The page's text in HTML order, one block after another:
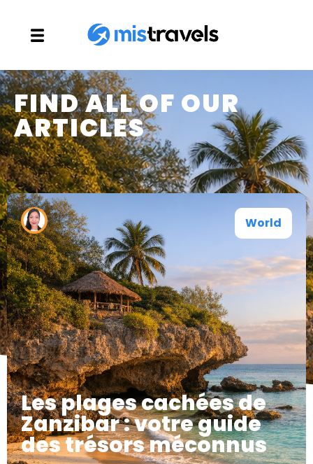
FIND ALL OF OUR
ARTICLES
World
Les plages cachées de
Zanzibar : votre guide
des trésors méconnus